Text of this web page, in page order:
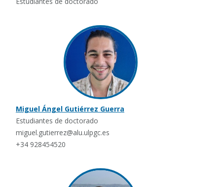
Miguel Ángel Gutiérrez Guerra
Estudiantes de doctorado
miguel.gutierrez@alu.ulpgc.es
+34 928454520